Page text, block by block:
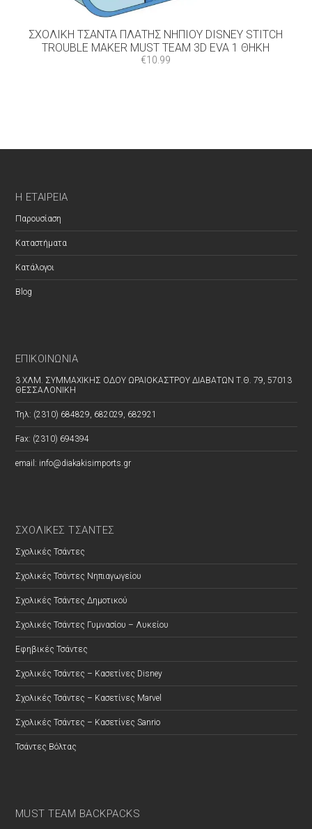
ΣΧΟΛΙΚΉ ΤΣΆΝΤΑ ΠΛΆΤΗΣ ΝΗΠΊΟΥ DISNEY STITCH
TROUBLE MAKER MUST TEAM 3D EVA 1 ΘΉΚΗ
€10.99
Η ΕΤΑΙΡΕΊΑ
Παρουσίαση
Καταστήματα
Κατάλογοι
Blog
ΕΠΙΚΟΙΝΩΝΊΑ
3 ΧΛΜ. ΣΥΜΜΑΧΙΚΗΣ ΟΔΟΥ ΩΡΑΙΟΚΑΣΤΡΟΥ ΔΙΑΒΑΤΩΝ Τ.Θ. 79, 57013
ΘΕΣΣΑΛΟΝΙΚΗ
Τηλ: (2310) 684829, 682029, 682921
Fax: (2310) 694394
email: info@diakakisimports.gr
ΣΧΟΛΙΚΕΣ ΤΣΑΝΤΕΣ
Σχολικές Τσάντες
Σχολικές Τσάντες Νηπιαγωγείου
Σχολικές Τσάντες Δημοτικού
Σχολικές Τσάντες Γυμνασίου – Λυκείου
Εφηβικές Τσάντες
Σχολικές Τσάντες – Κασετίνες Disney
Σχολικές Τσάντες – Κασετίνες Marvel
Σχολικές Τσάντες – Κασετίνες Sanrio
Τσάντες Βόλτας
MUST TEAM BACKPACKS